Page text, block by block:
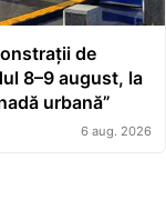
de
8–9 august, la
urbană”
6 aug. 2026